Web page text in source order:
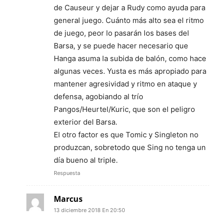
de Causeur y dejar a Rudy como ayuda para
general juego. Cuánto más alto sea el ritmo
de juego, peor lo pasarán los bases del
Barsa, y se puede hacer necesario que
Hanga asuma la subida de balón, como hace
algunas veces. Yusta es más apropiado para
mantener agresividad y ritmo en ataque y
defensa, agobiando al trío
Pangos/Heurtel/Kuric, que son el peligro
exterior del Barsa.
El otro factor es que Tomic y Singleton no
produzcan, sobretodo que Sing no tenga un
día bueno al triple.
Respuesta
Marcus
13 diciembre 2018 En 20:50